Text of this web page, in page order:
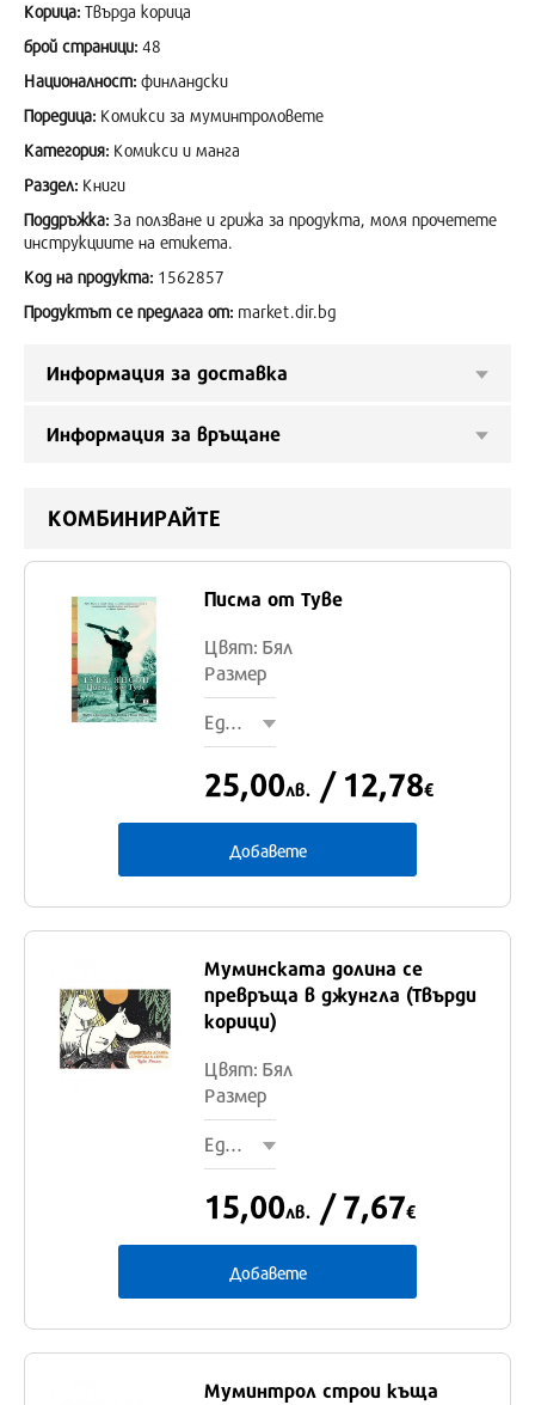
Корица: Твърда корица
брой страници: 48
Националност: финландски
Поредица: Комикси за муминтроловете
Категория: Комикси и манга
Раздел: Книги
Поддръжка: За ползване и грижа за продукта, моля прочетете
инструкциите на етикета.
Код на продукта: 1562857
Продуктът се предлага от: market.dir.bg
Информация за доставка
Информация за връщане
КОМБИНИРАЙТЕ
Писма от Туве
Цвят: Бял
Размер
Един размер
Един
размер
25,00лв. / 12,78€
Добавете
Муминската долина се
превръща в джунгла (Твърди
корици)
Цвят: Бял
Размер
Един размер
Един
размер
15,00лв. / 7,67€
Добавете
Муминтрол строи къща